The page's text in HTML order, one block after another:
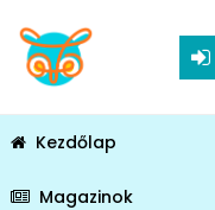
Kezdőlap
Magazinok